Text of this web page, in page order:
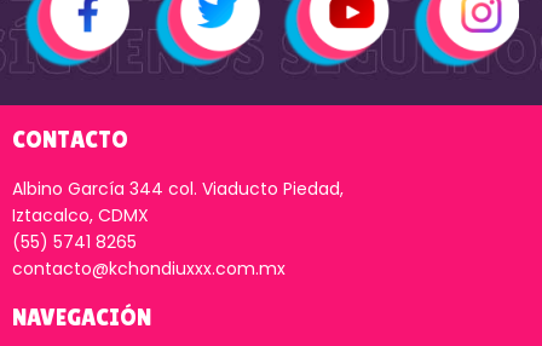
CONTACTO
Albino García 344 col. Viaducto Piedad,
Iztacalco, CDMX
(55) 5741 8265
contacto@kchondiuxxx.com.mx
NAVEGACIÓN